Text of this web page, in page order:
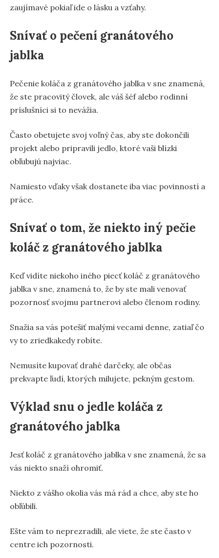
zaujímavé pokiaľ ide o lásku a vzťahy.
Snívať o pečení granátového
jablka
Pečenie koláča z granátového jablka v sne znamená,
že ste pracovitý človek, ale váš šéf alebo rodinní
príslušníci si to nevážia.
Často obetujete svoj voľný čas, aby ste dokončili
projekt alebo pripravili jedlo, ktoré vaši blízki
obľubujú najviac.
Namiesto vďaky však dostanete iba viac povinností a
práce.
Snívať o tom, že niekto iný pečie
koláč z granátového jablka
Keď vidíte niekoho iného piecť koláč z granátového
jablka v sne, znamená to, že by ste mali venovať
pozornosť svojmu partnerovi alebo členom rodiny.
Snažia sa vás potešiť malými vecami denne, zatiaľ čo
vy to zriedkakedy robíte.
Nemusíte kupovať drahé darčeky, ale občas
prekvapte ľudí, ktorých milujete, pekným gestom.
Výklad snu o jedle koláča z
granátového jablka
Jesť koláč z granátového jablka v sne znamená, že sa
vás niekto snaží ohromiť.
Niekto z vášho okolia vás má rád a chce, aby ste ho
obľúbili.
Ešte vám to neprezradili, ale viete, že ste často v
centre ich pozornosti.